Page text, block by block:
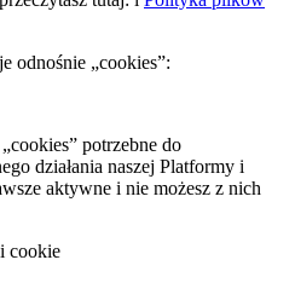
odnośnie „cookies”:
potrzebne do
działania naszej Platformy i
aktywne i nie możesz z nich
cookie